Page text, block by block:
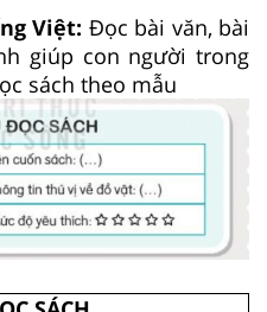
Việt: Đọc bài văn, bài
giúp con người trong
sách theo mẫu